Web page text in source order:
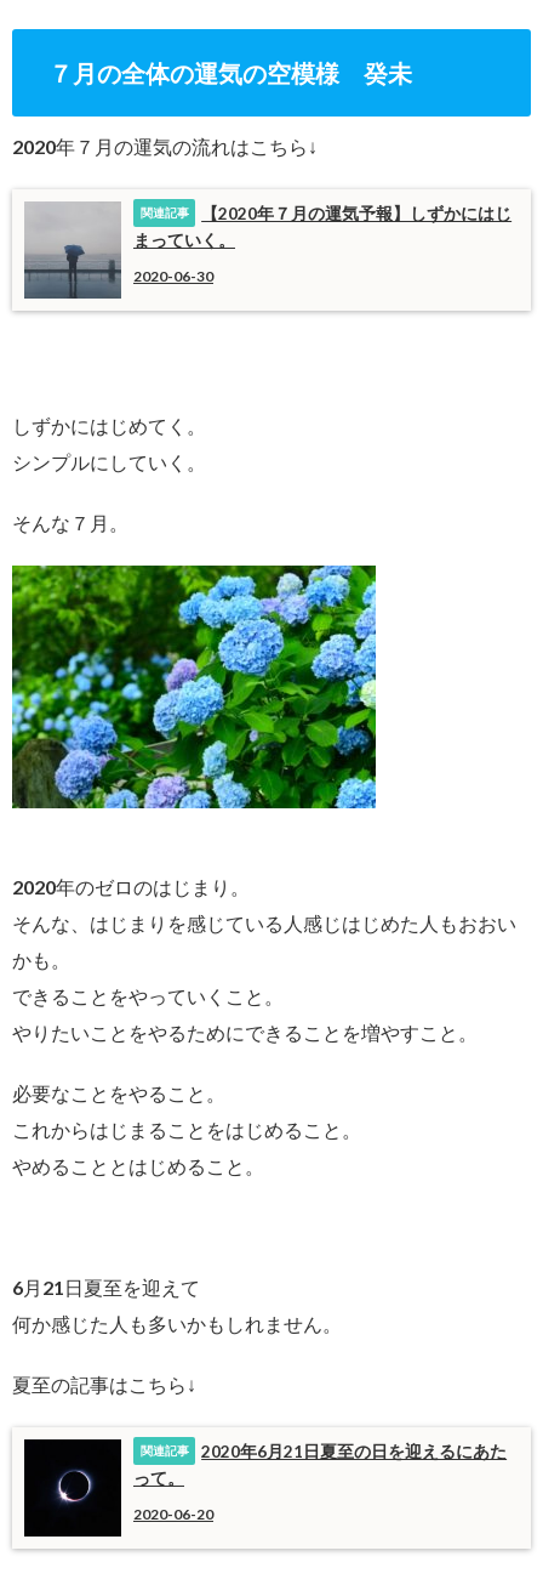
７月の全体の運気の空模様 癸未
2020年７月の運気の流れはこちら↓
【2020年７月の運気予報】しずかにはじ
まっていく。
2020-06-30
しずかにはじめてく。
シンプルにしていく。
そんな７月。
2020年のゼロのはじまり。
そんな、はじまりを感じている人感じはじめた人もおおい
かも。
できることをやっていくこと。
やりたいことをやるためにできることを増やすこと。
必要なことをやること。
これからはじまることをはじめること。
やめることとはじめること。
6月21日夏至を迎えて
何か感じた人も多いかもしれません。
夏至の記事はこちら↓
2020年6月21日夏至の日を迎えるにあた
って。
2020-06-20